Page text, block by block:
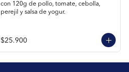
con 120g de pollo, tomate, cebolla,
perejil y salsa de yogur.
$25.900